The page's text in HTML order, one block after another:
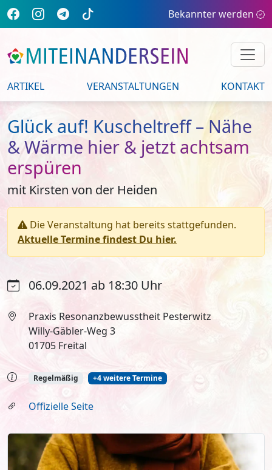
Bekannter werden
ARTIKEL VERANSTALTUNGEN KONTAKT
Glück auf! Kuscheltreff – Nähe
& Wärme hier & jetzt achtsam
erspüren
mit Kirsten von der Heiden
Die Veranstaltung hat bereits stattgefunden.
Aktuelle Termine findest Du hier.
06.09.2021 ab 18:30 Uhr
Praxis Resonanzbewusstheit Pesterwitz
Willy-Gäbler-Weg 3
01705 Freital
Regelmäßig +4 weitere Termine
Offizielle Seite